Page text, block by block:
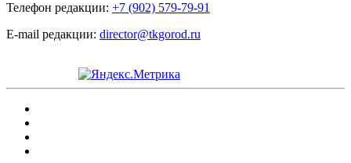
Телефон редакции: +7 (902) 579-79-91
E-mail редакции: director@tkgorod.ru